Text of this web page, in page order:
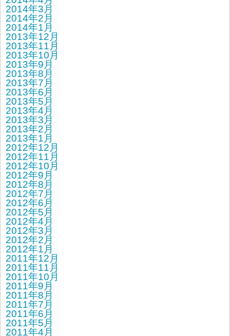
2014年3月
2014年2月
2014年1月
2013年12月
2013年11月
2013年10月
2013年9月
2013年8月
2013年7月
2013年6月
2013年5月
2013年4月
2013年3月
2013年2月
2013年1月
2012年12月
2012年11月
2012年10月
2012年9月
2012年8月
2012年7月
2012年6月
2012年5月
2012年4月
2012年3月
2012年2月
2012年1月
2011年12月
2011年11月
2011年10月
2011年9月
2011年8月
2011年7月
2011年6月
2011年5月
2011年4月